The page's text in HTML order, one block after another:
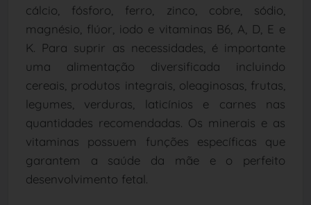
cálcio, fósforo, ferro, zinco, cobre, sódio,
magnésio, flúor, iodo e vitaminas B6, A, D, E e
K. Para suprir as necessidades, é importante
uma alimentação diversificada incluindo
cereais, produtos integrais, oleaginosas, frutas,
legumes, verduras, laticínios e carnes nas
quantidades recomendadas. Os minerais e as
vitaminas possuem funções específicas que
garantem a saúde da mãe e o perfeito
desenvolvimento fetal.